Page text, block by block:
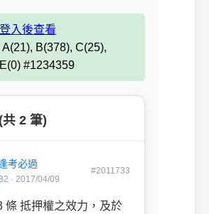
登入後查看
A(21), B(378), C(25),
#1234359
2 筆)
考必過
· 2017/04/09
#2011733
條 抵押權之效力，及於